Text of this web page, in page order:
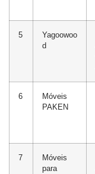
5
Yagoowoo
d
6
Móveis
PAKEN
7
Móveis
para